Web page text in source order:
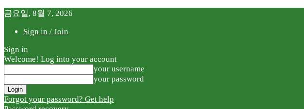
금요일, 8월 7, 2026
Sign in / Join
Sign in
Welcome! Log into your account
your username
your password
Forgot your password? Get help